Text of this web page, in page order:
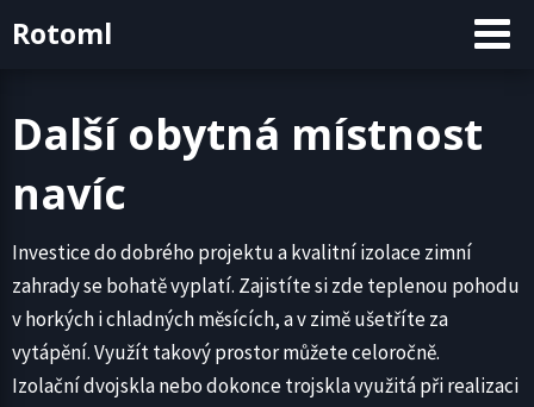
toRotoml
Další obytná místnost
navíc
Investice do dobrého projektu a kvalitní izolace zimní
zahrady se bohatě vyplatí. Zajistíte si zde teplenou pohodu
v horkých i chladných měsících, a v zimě ušetříte za
vytápění. Využít takový prostor můžete celoročně.
Izolační dvojskla nebo dokonce trojskla využitá při realizaci